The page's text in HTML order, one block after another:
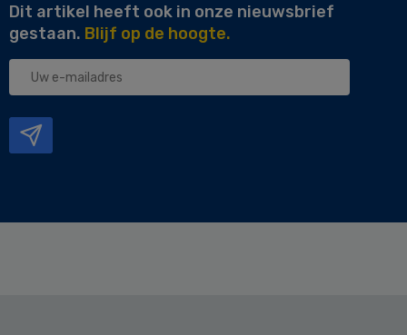
Dit artikel heeft ook in onze nieuwsbrief
gestaan. Blijf op de hoogte.
Uw